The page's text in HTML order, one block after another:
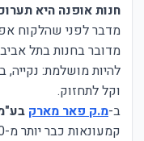
חנות אופנה היא
מדבר לפני שהלקוח
מדובר בחנות בתל
להיות מושלמת: נקייה,
וקל לתחזוק.
ב-מ.ק פאר מארק